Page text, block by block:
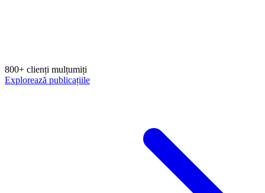
800+ clienți mulțumiți
Explorează publicațiile